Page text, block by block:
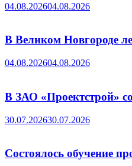
04.08.202604.08.2026
В Великом Новгороде
04.08.202604.08.2026
В ЗАО «Проектстрой»
30.07.202630.07.2026
Состоялось обучение